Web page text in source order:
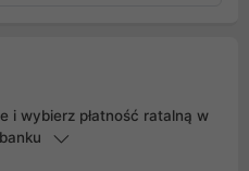
i wybierz płatność ratalną w